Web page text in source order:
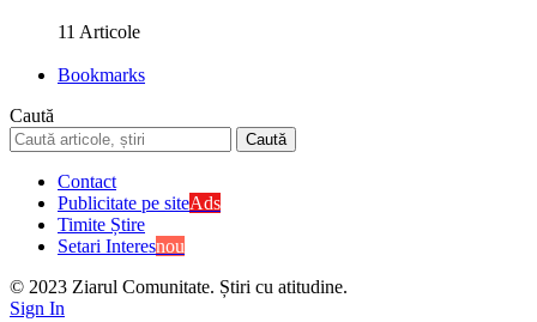
11 Articole
Bookmarks
Caută
Contact
Publicitate pe siteAds
Timite Știre
Setari Interesnou
© 2023 Ziarul Comunitate. Știri cu atitudine.
Sign In